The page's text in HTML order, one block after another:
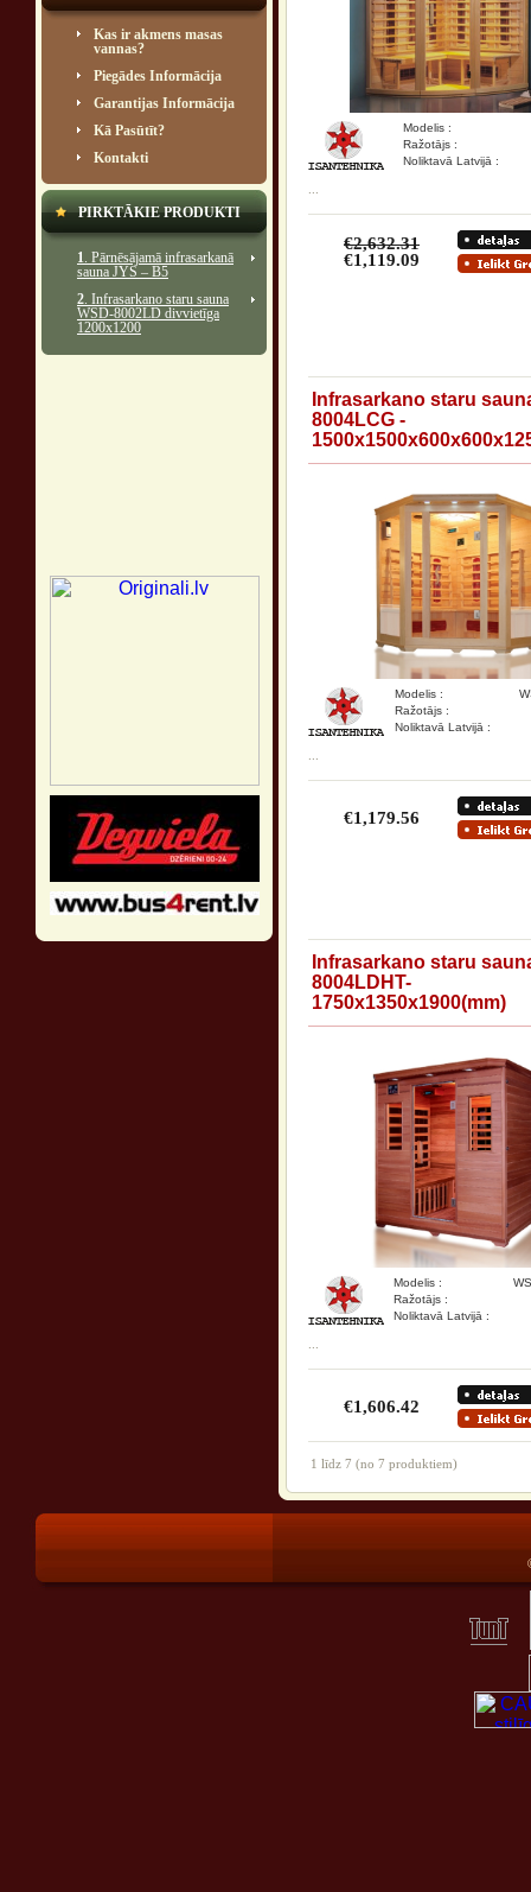
Kas ir akmens masas
vannas?
Piegādes Informācija
Garantijas Informācija
Kā Pasūtīt?
Kontakti
PIRKTĀKIE PRODUKTI
1. Pārnēsājamā infrasarkanā
sauna JYS – B5
2. Infrasarkano staru sauna
WSD-8002LD divvietīga
1200x1200
Modelis :
Ražotājs :
Noliktavā Latvijā :
€2,632.31
€1,119.09
Infrasarkano staru
8004LCG -
Modelis :
Ražotājs :
Noliktavā Latvijā :
€1,179.56
Infrasarkano staru
8004LDHT-
1750x1350x1900(mm)
Modelis :
Ražotājs :
Noliktavā Latvijā :
€1,606.42
1 līdz 7 (no 7 produktiem)